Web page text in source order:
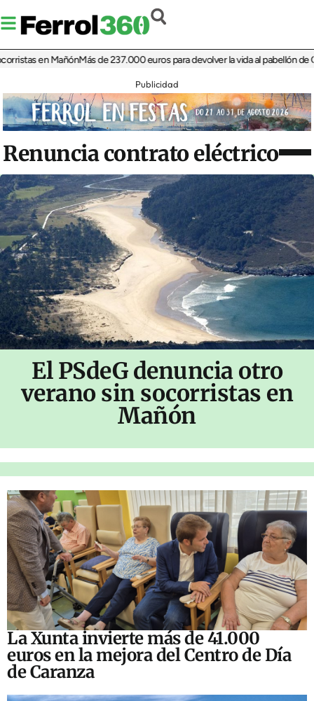
en MañónMás de 237.000 euros para devolver la vida al pabellón de
Publicidad
Renuncia contrato eléctrico
El PSdeG denuncia otro
verano sin socorristas en
Mañón
La Xunta invierte más de 41.000
euros en la mejora del Centro de Día
de Caranza